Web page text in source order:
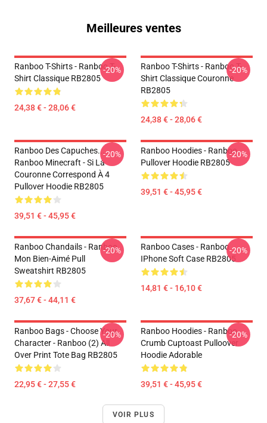
Meilleures ventes
Ranboo T-Shirts - Ranboo T-
Shirt Classique RB2805
24,38 € - 28,06 €
-20%
Ranboo T-Shirts - Ranboo T-
Shirt Classique Couronne
RB2805
24,38 € - 28,06 €
-20%
Ranboo Des Capuches...
Ranboo Minecraft - Si La
Couronne Correspond À 4
Pullover Hoodie RB2805
39,51 € - 45,95 €
-20%
Ranboo Hoodies - Ranboo
Pullover Hoodie RB2805
39,51 € - 45,95 €
-20%
Ranboo Chandails - Ranboo
Mon Bien-Aimé Pull
Sweatshirt RB2805
37,67 € - 44,11 €
-20%
Ranboo Cases - Ranboo
IPhone Soft Case RB2805
14,81 € - 16,10 €
-20%
Ranboo Bags - Choose Your
Character - Ranboo (2) All
Over Print Tote Bag RB2805
22,95 € - 27,55 €
-20%
Ranboo Hoodies - Ranboo
Crumb Cuptoast Pulloover
Hoodie Adorable
39,51 € - 45,95 €
-20%
VOIR PLUS